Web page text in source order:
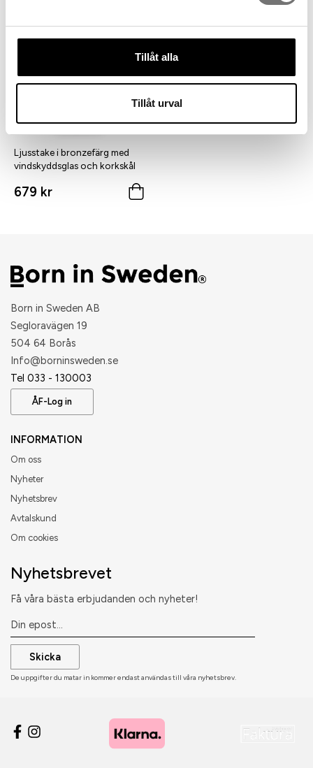
Tillåt alla
Tillåt urval
Ljusstake i bronzefärg med
vindskyddsglas och korkskål
679 kr
Born in Sweden AB
Segloravägen 19
504 64 Borås
​Info@borninsweden.se
Tel 033 - 130003
ÅF-Log in
INFORMATION
Om oss
Nyheter
Nyhetsbrev
Avtalskund
Om cookies
Nyhetsbrevet
Få våra bästa erbjudanden och nyheter!
Skicka
De uppgifter du matar in kommer endast användas till våra nyhetsbrev.